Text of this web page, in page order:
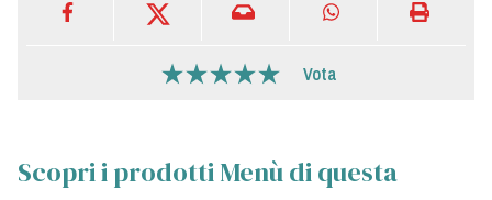
Vota
Scopri i prodotti Menù di questa